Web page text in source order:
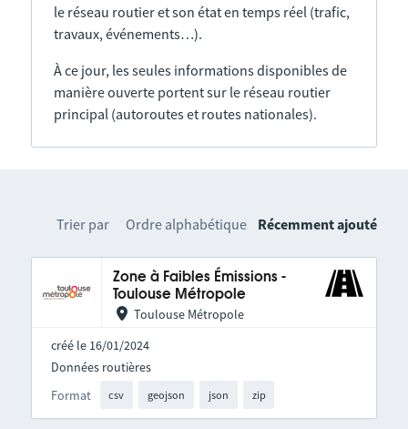
le réseau routier et son état en temps réel (trafic,
travaux, événements…).
À ce jour, les seules informations disponibles de
manière ouverte portent sur le réseau routier
principal (autoroutes et routes nationales).
Trier par Ordre alphabétique Récemment ajouté
Zone à Faibles Émissions -
Toulouse Métropole
Toulouse Métropole
créé le 16/01/2024
Format csv geojson json zip
Données routières